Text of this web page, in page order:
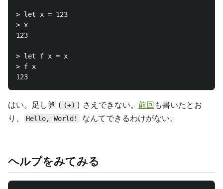
> let x = 123
> x
123
> let f x = x
> f x
はい。足し算 ( (+) ) さえできない。 前回 も書いたとお
り、
Hello, World! なんてできるわけがない。
ヘルプをみてみる